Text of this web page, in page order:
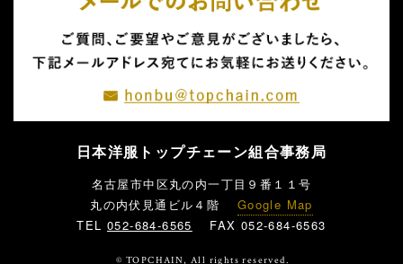
日本洋服トップチェーン組合事務局
名古屋市中区丸の内一丁目９番１１号
丸の内伏見通ビル４階
Google Map
TEL 052-684-6565 FAX 052-684-6563
© TOPCHAIN, All rights reserved.